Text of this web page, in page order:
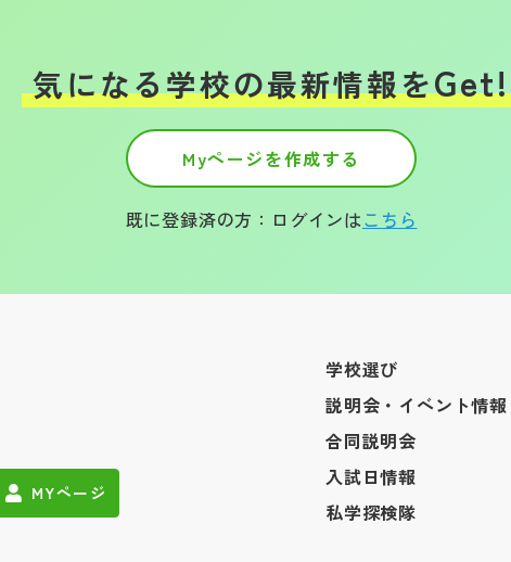
気になる学校の最新情報をGet!
Myページを作成する
既に登録済の方：ログインはこちら
MYページ
学校選び
説明会・イベント情報
合同説明会
入試日情報
私学探検隊